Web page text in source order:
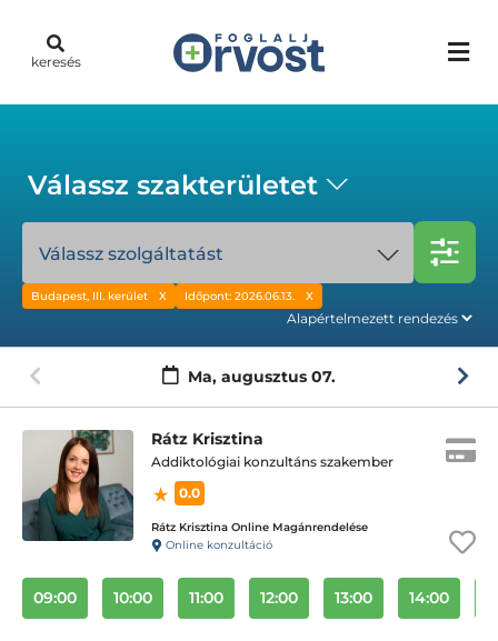
keresés
Válassz szakterületet
Válassz szolgáltatást
Budapest, III. kerület Időpont: 2026.06.13.
Ma, augusztus 07.
Rátz Krisztina
Addiktológiai konzultáns szakember
0.0
Rátz Krisztina Online Magánrendelése
Online konzultáció
09:00 10:00 11:00 12:00 13:00 14:00